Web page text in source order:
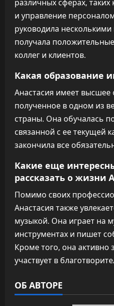
различных сферах, таких
и управление
руководила
получала
коллег и клиентов.
Какая образование
Анастасия имеет высшее
полученное в одном из
страны. Она обучалась
связанной с ее текущей
закончила все
Какие еще
рассказать о жизни
Помимо своих
Анастасия также
музыкой. Она играет на
инструментах и пишет
Кроме того, она активно
участвует в
ОБ АВТОРЕ